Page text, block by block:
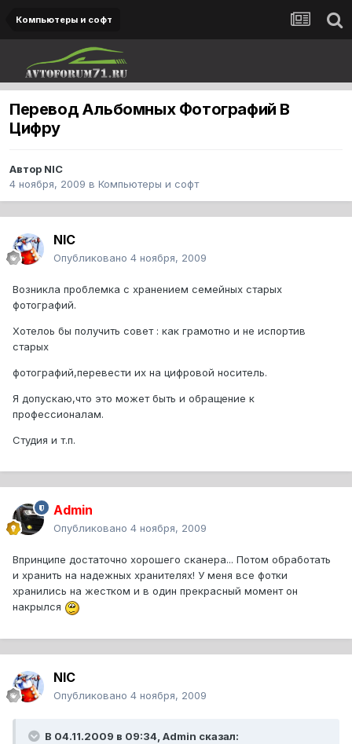
Компьютеры и софт
Перевод Альбомных Фотографий В
Цифру
Автор NIC
4 ноября, 2009 в Компьютеры и софт
NIC
Опубликовано 4 ноября, 2009
Возникла проблемка с хранением семейных старых
фотографий.
Хотелоь бы получить совет : как грамотно и не испортив
старых
фотографий,перевести их на цифровой носитель.
Я допускаю,что это может быть и обращение к
профессионалам.
Студия и т.п.
Admin
Опубликовано 4 ноября, 2009
Впринципе достаточно хорошего сканера... Потом обработать
и хранить на надежных хранителях! У меня все фотки
хранились на жестком и в один прекрасный момент он
накрылся
NIC
Опубликовано 4 ноября, 2009
В 04.11.2009 в 09:34, Admin сказал: